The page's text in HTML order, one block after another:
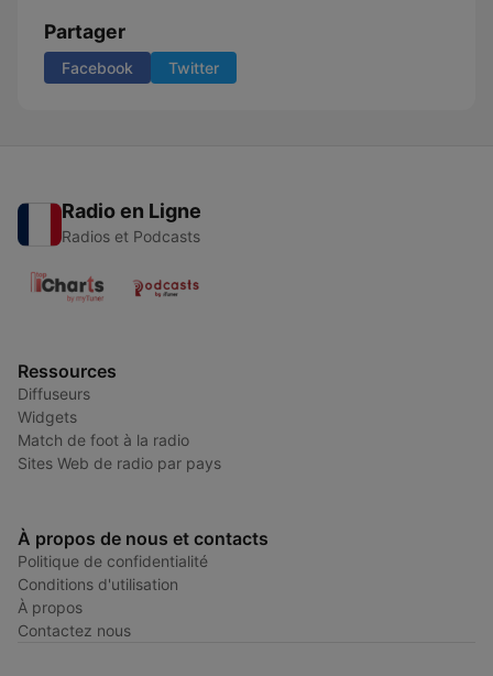
Partager
Facebook Twitter
Radio en Ligne
Radios et Podcasts
Ressources
Diffuseurs
Widgets
Match de foot à la radio
Sites Web de radio par pays
À propos de nous et contacts
Politique de confidentialité
Conditions d'utilisation
À propos
Contactez nous